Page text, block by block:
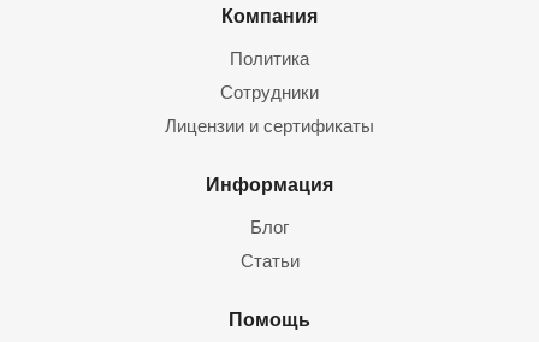
Компания
Политика
Сотрудники
Лицензии и сертификаты
Информация
Блог
Статьи
Помощь